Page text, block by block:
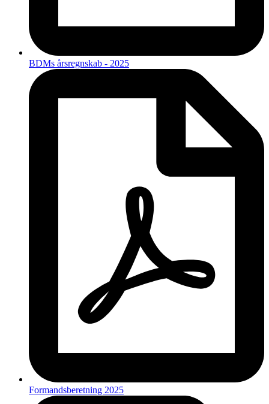
BDMs årsregnskab - 2025
Formandsberetning 2025